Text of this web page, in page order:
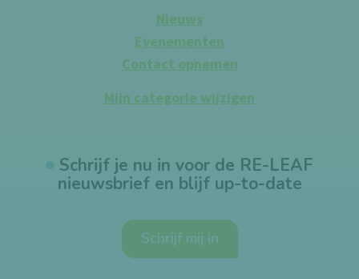
Nieuws
Evenementen
Contact opnemen
Mijn categorie wijzigen
Schrijf je nu in voor de RE-LEAF
nieuwsbrief en blijf up-to-date
Schrijf mij in